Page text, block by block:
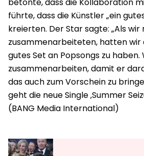
führte, dass die Künstler „ein
kreierten. Der Star sagte: „Als
zusammenarbeiteten, hatten wir
gutes Set an Popsongs zu
zusammenarbeiten, damit er
das auch zum Vorschein zu
geht die neue Single ‚Summer